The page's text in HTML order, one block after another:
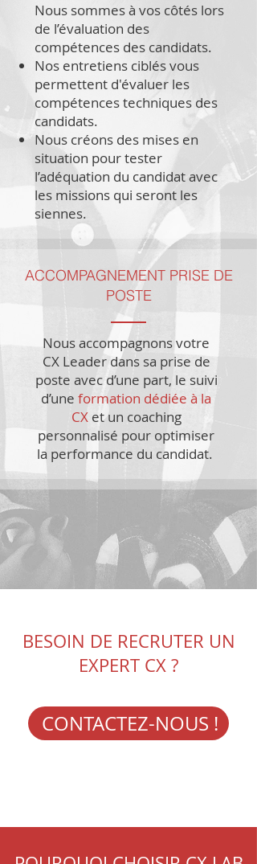
Nous sommes à vos côtés lors
de l’évaluation des
compétences des candidats.
Nos entretiens ciblés vous
permettent d'évaluer les
compétences techniques des
candidats.
Nous créons des mises en
situation pour tester
l’adéquation du candidat avec
les missions qui seront les
siennes.
ACCOMPAGNEMENT PRISE DE
POSTE
Nous accompagnons votre
CX Leader dans sa prise de
poste avec d’une part, le suivi
d’une formation dédiée à la
CX et un coaching
personnalisé pour optimiser
la performance du candidat.
BESOIN DE RECRUTER UN
EXPERT CX ?
CONTACTEZ-NOUS !